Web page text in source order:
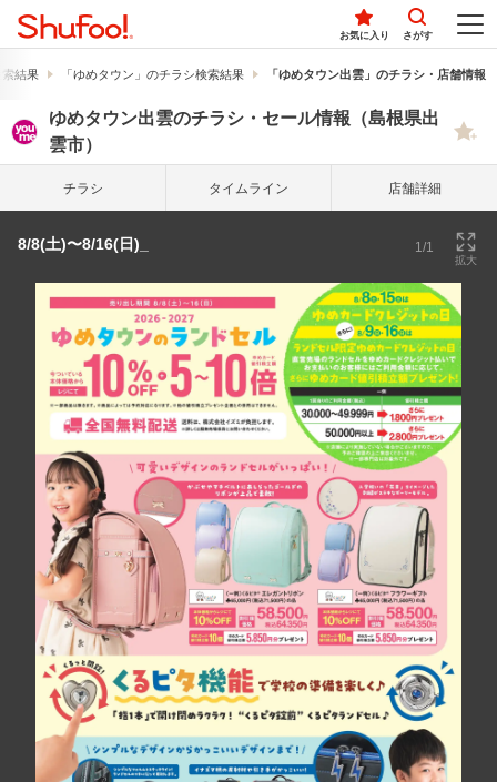
お気に入り さがす
結果 「ゆめタウン」のチラシ検索結果 「ゆめタウン出雲」のチラシ・店舗情報
ゆめタウン出雲のチラシ・セール情報（島根県出
雲市）
チラシ タイム ライン 店舗詳細
8/8(土)〜8/16(日)_ 1/1
拡大